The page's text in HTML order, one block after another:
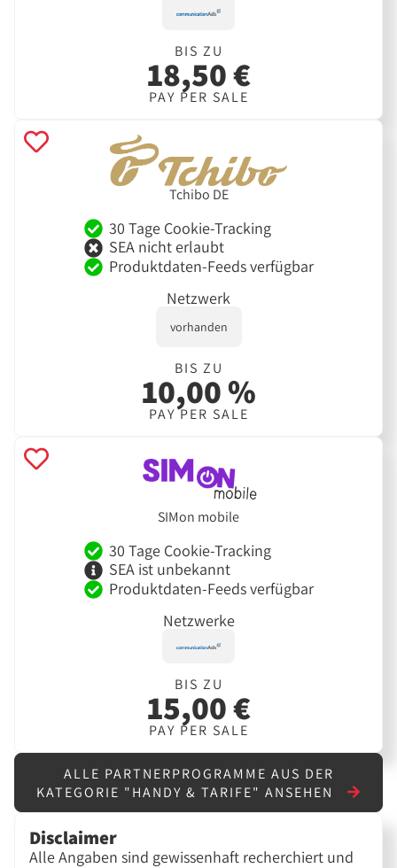
BIS ZU
18,50 €
PAY PER SALE
Tchibo DE
30 Tage Cookie-Tracking
SEA nicht erlaubt
Produktdaten-Feeds verfügbar
Netzwerk
vorhanden
BIS ZU
10,00 %
PAY PER SALE
SIMon mobile
30 Tage Cookie-Tracking
SEA ist unbekannt
Produktdaten-Feeds verfügbar
Netzwerke
BIS ZU
15,00 €
PAY PER SALE
ALLE PARTNERPROGRAMME AUS DER
KATEGORIE "HANDY & TARIFE" ANSEHEN
Disclaimer
Alle Angaben sind gewissenhaft recherchiert und